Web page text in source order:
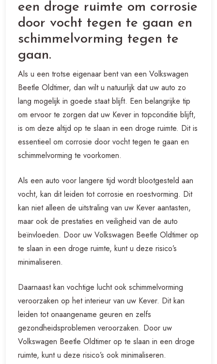
een droge ruimte om corrosie
door vocht tegen te gaan en
schimmelvorming tegen te
gaan.
Als u een trotse eigenaar bent van een Volkswagen
Beetle Oldtimer, dan wilt u natuurlijk dat uw auto zo
lang mogelijk in goede staat blijft. Een belangrijke tip
om ervoor te zorgen dat uw Kever in topconditie blijft,
is om deze altijd op te slaan in een droge ruimte. Dit is
essentieel om corrosie door vocht tegen te gaan en
schimmelvorming te voorkomen.
Als een auto voor langere tijd wordt blootgesteld aan
vocht, kan dit leiden tot corrosie en roestvorming. Dit
kan niet alleen de uitstraling van uw Kever aantasten,
maar ook de prestaties en veiligheid van de auto
beïnvloeden. Door uw Volkswagen Beetle Oldtimer op
te slaan in een droge ruimte, kunt u deze risico’s
minimaliseren.
Daarnaast kan vochtige lucht ook schimmelvorming
veroorzaken op het interieur van uw Kever. Dit kan
leiden tot onaangename geuren en zelfs
gezondheidsproblemen veroorzaken. Door uw
Volkswagen Beetle Oldtimer op te slaan in een droge
ruimte, kunt u deze risico’s ook minimaliseren.